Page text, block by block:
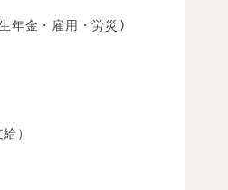
年金・雇用・労災)
）